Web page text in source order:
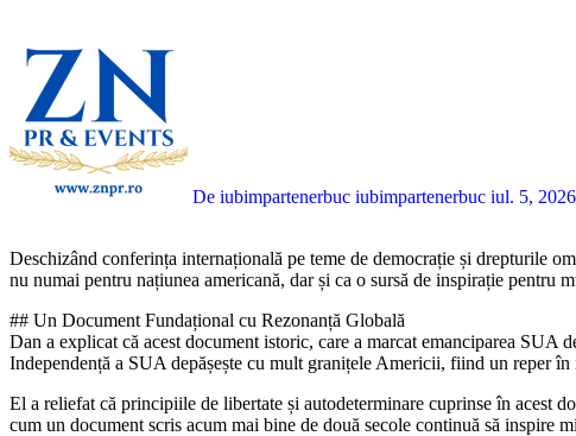
De iubimpartenerbuc iubimpartenerbuc iul. 5, 2026
Deschizând conferința internațională pe teme de democrație și drepturile omului, Nicușor Dan, liderul de stat, a adus în discuție Declarația de Independență a Statelor Unite, subliniind-o ca un pilon fundamental
nu numai pentru națiunea americană, dar și ca o sursă de inspirație pentru
## Un Document Fundațional cu Rezonanță Globală
Dan a explicat că acest document istoric, care a marcat emanciparea SUA
Independență a SUA depășește cu mult granițele Americii, fiind un reper
El a reliefat că principiile de libertate și autodeterminare cuprinse în acest
cum un document scris acum mai bine de două secole continuă să inspire